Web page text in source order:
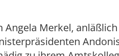
Angela Merkel,